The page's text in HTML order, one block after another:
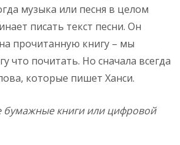
музыка или песня в целом
писать текст песни. Он
прочитанную книгу – мы
что почитать. Но сначала всегда
которые пишет Ханси.
бумажные книги или цифровой